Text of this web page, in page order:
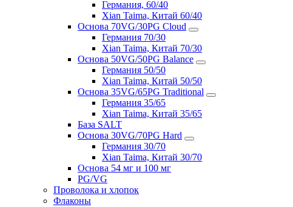
Германия, 60/40
Xian Taima, Китай 60/40
Основа 70VG/30PG Cloud
Германия 70/30
Xian Taima, Китай 70/30
Основа 50VG/50PG Balance
Германия 50/50
Xian Taima, Китай 50/50
Основа 35VG/65PG Traditional
Германия 35/65
Xian Taima, Китай 35/65
База SALT
Основа 30VG/70PG Hard
Германия 30/70
Xian Taima, Китай 30/70
Основа 54 мг и 100 мг
PG/VG
Проволока и хлопок
Флаконы